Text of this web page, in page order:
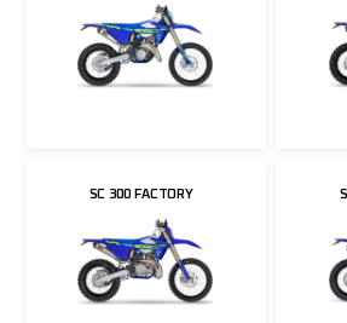
SC 300 FACTORY